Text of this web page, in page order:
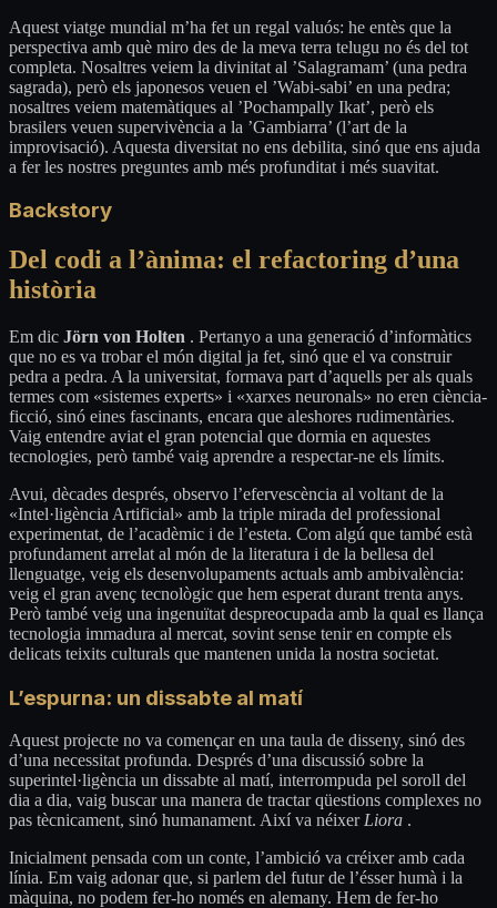
Aquest viatge mundial m’ha fet un regal valuós: he entès que la
perspectiva amb què miro des de la meva terra telugu no és del tot
completa. Nosaltres veiem la divinitat al ’Salagramam’ (una pedra
sagrada), però els japonesos veuen el ’Wabi-sabi’ en una pedra;
nosaltres veiem matemàtiques al ’Pochampally Ikat’, però els
brasilers veuen supervivència a la ’Gambiarra’ (l’art de la
improvisació). Aquesta diversitat no ens debilita, sinó que ens ajuda
a fer les nostres preguntes amb més profunditat i més suavitat.
Backstory
Del codi a l’ànima: el refactoring d’una
història
Em dic Jörn von Holten . Pertanyo a una generació d’informàtics
que no es va trobar el món digital ja fet, sinó que el va construir
pedra a pedra. A la universitat, formava part d’aquells per als quals
termes com «sistemes experts» i «xarxes neuronals» no eren ciència-
ficció, sinó eines fascinants, encara que aleshores rudimentàries.
Vaig entendre aviat el gran potencial que dormia en aquestes
tecnologies, però també vaig aprendre a respectar-ne els límits.
Avui, dècades després, observo l’efervescència al voltant de la
«Intel·ligència Artificial» amb la triple mirada del professional
experimentat, de l’acadèmic i de l’esteta. Com algú que també està
profundament arrelat al món de la literatura i de la bellesa del
llenguatge, veig els desenvolupaments actuals amb ambivalència:
veig el gran avenç tecnològic que hem esperat durant trenta anys.
Però també veig una ingenuïtat despreocupada amb la qual es llança
tecnologia immadura al mercat, sovint sense tenir en compte els
delicats teixits culturals que mantenen unida la nostra societat.
L’espurna: un dissabte al matí
Aquest projecte no va començar en una taula de disseny, sinó des
d’una necessitat profunda. Després d’una discussió sobre la
superintel·ligència un dissabte al matí, interrompuda pel soroll del
dia a dia, vaig buscar una manera de tractar qüestions complexes no
pas tècnicament, sinó humanament. Així va néixerLiora .
Inicialment pensada com un conte, l’ambició va créixer amb cada
línia. Em vaig adonar que, si parlem del futur de l’ésser humà i la
màquina, no podem fer-ho només en alemany. Hem de fer-ho